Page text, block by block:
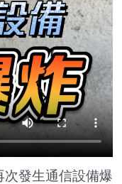
發生通信設備爆